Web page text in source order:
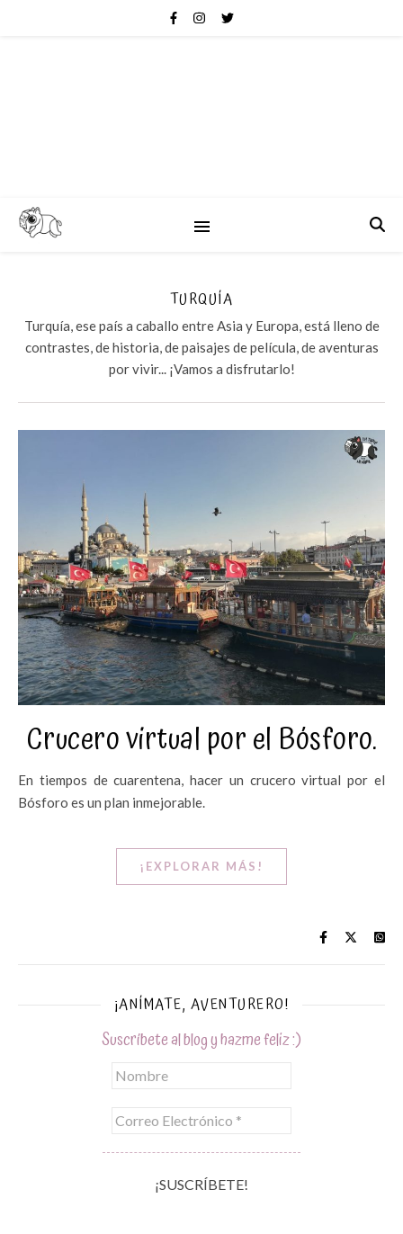
TURQUÍA
Turquía, ese país a caballo entre Asia y Europa, está lleno de
contrastes, de historia, de paisajes de película, de aventuras
por vivir... ¡Vamos a disfrutarlo!
Crucero virtual por el Bósforo.
En tiempos de cuarentena, hacer un crucero virtual por el
Bósforo es un plan inmejorable.
¡EXPLORAR MÁS!
¡ANÍMATE, AVENTURERO!
Suscríbete al blog y hazme feliz :)